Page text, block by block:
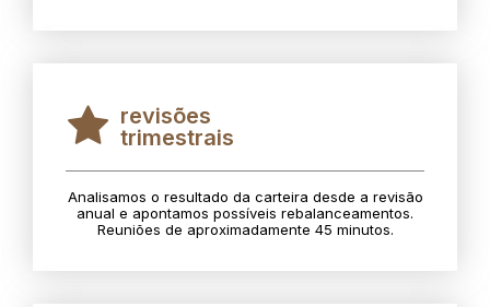
revisões
trimestrais
Analisamos o resultado da carteira desde a revisão
anual e apontamos possíveis rebalanceamentos.
Reuniões de aproximadamente 45 minutos.